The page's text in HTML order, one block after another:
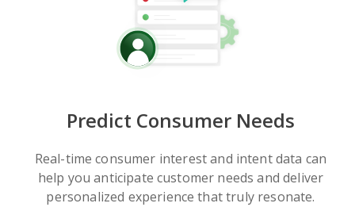
Predict Consumer Needs
Real-time consumer interest and intent data can
help you anticipate customer needs and deliver
personalized experience that truly resonate.